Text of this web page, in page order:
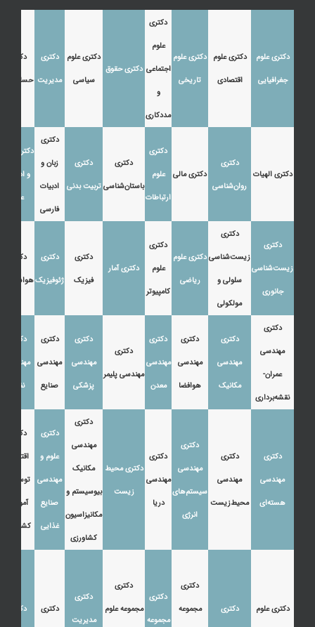
دکتری علوم
جغرافیایی
دکتری علوم
اقتصادی
دکتری علوم
تاریخی
دکتری
علوم
اجتماعی
و
مددکاری
دکتری حقوق
دکتری علوم
سیاسی
دکتری
مدیریت
دکتری
حسابداری
دکتری الهیات
دکتری
روان‌شناسی
دکتری مالی
دکتری
علوم
ارتباطات
دکتری
باستان‌شناسی
دکتری
تربیت بدنی
دکتری
زبان و
ادبیات
فارسی
دکتری زبان
و ادبیات
عرب
دکتری
زیست‌شناسی
جانوری
دکتری
زیست‌شناسی
سلولی و
مولکولی
دکتری علوم
ریاضی
دکتری
علوم
کامپیوتر
دکتری آمار
دکتری
فیزیک
دکتری
ژئوفیزیک
دکتری
هواشناسی
دکتری
مهندسی
عمران-
نقشه‌برداری
دکتری
مهندسی
مکانیک
دکتری
مهندسی
هوافضا
دکتری
مهندسی
معدن
دکتری
مهندسی پلیمر
دکتری
مهندسی
پزشکی
دکتری
مهندسی
صنایع
دکتری
مهندسی
نفت
دکتری
مهندسی
هسته‌ای
دکتری
مهندسی
محیط‌زیست
دکتری
مهندسی
سیستم‌های
انرژی
دکتری
مهندسی
دریا
دکتری محیط
زیست
دکتری
مهندسی
مکانیک
بیوسیستم و
مکانیزاسیون
کشاورزی
دکتری
علوم و
مهندسی
صنایع
غذایی
دکتری
اقتصاد،
توسعه و
آموزش
کشاورزی
دکتری علوم
دکتری
دکتری
مجموعه
دکتری
مجموعه
دکتری
مجموعه علوم
دکتری
مدیریت
دکتری
دکتری